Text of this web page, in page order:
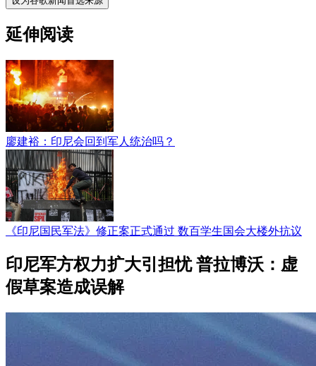
延伸阅读
廖建裕：印尼会回到军人统治吗？
《印尼国民军法》修正案正式通过 数百学生国会大楼外抗议
印尼军方权力扩大引担忧 普拉博沃：虚
假草案造成误解